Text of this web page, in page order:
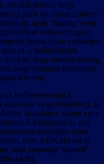
Az első feltétel, hogy
e a játék (pl. olyan szinten /
áll, amik “házilag” nem
elérhető ki/becsomagoló
benne olyan szükséges
pl. a betűkészletek
derül ki, hogy mennyi szöveg
hogy hatalmas mennyiség
lesz vele.
kellhetnek majd a
eszközök megjelenéséhez), és
rá tudom-e szánni azt a
6-8 hónapon át, ami
szükséges lenne
nem; a DX:HR-rel is
mint amennyit “lehetett”
kárát).